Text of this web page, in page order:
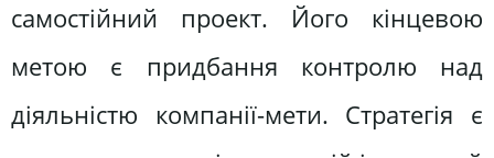
самостійний проект. Його кінцевою
метою є придбання контролю над
діяльністю компанії-мети. Стратегія є